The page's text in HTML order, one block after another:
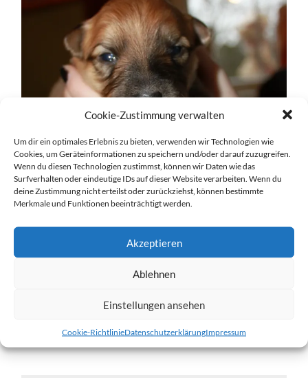
Cookie-Zustimmung verwalten
Um dir ein optimales Erlebnis zu bieten, verwenden wir Technologien wie
Cookies, um Geräteinformationen zu speichern und/oder darauf zuzugreifen.
Wenn du diesen Technologien zustimmst, können wir Daten wie das
Surfverhalten oder eindeutige IDs auf dieser Website verarbeiten. Wenn du
deine Zustimmung nicht erteilst oder zurückziehst, können bestimmte
Merkmale und Funktionen beeinträchtigt werden.
Akzeptieren
Ablehnen
Einstellungen ansehen
Cookie-RichtlinieDatenschutzerklärungImpressum
w2-07.01.12.jpg